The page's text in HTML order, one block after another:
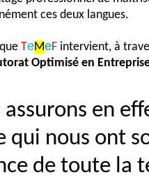
ces deux langues.
TeMeF intervient, à
Optimisé en
assurons en
qui nous ont
de toute la